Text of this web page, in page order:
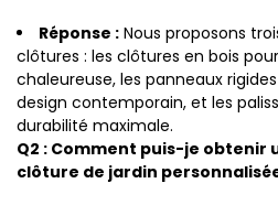
Réponse : Nous proposons
clôtures : les clôtures en bois
chaleureuse, les panneaux
design contemporain, et les
durabilité maximale.
Q2 : Comment puis-je obtenir
clôture de jardin